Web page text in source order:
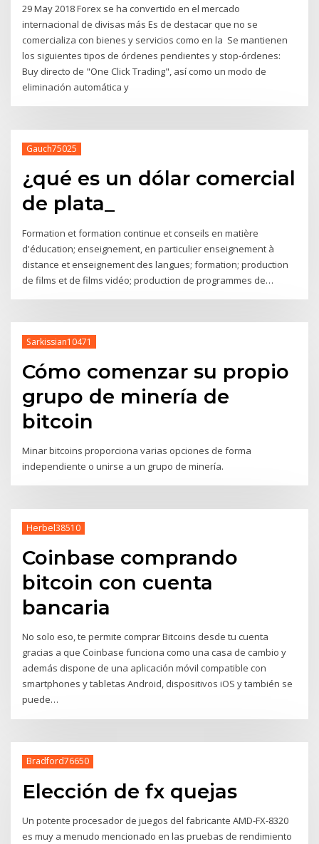
29 May 2018 Forex se ha convertido en el mercado
internacional de divisas más Es de destacar que no se
comercializa con bienes y servicios como en la Se mantienen
los siguientes tipos de órdenes pendientes y stop-órdenes:
Buy directo de "One Click Trading", así como un modo de
eliminación automática y
Gauch75025
¿qué es un dólar comercial
de plata_
Formation et formation continue et conseils en matière
d'éducation; enseignement, en particulier enseignement à
distance et enseignement des langues; formation; production
de films et de films vidéo; production de programmes de…
Sarkissian10471
Cómo comenzar su propio
grupo de minería de
bitcoin
Minar bitcoins proporciona varias opciones de forma
independiente o unirse a un grupo de minería.
Herbel38510
Coinbase comprando
bitcoin con cuenta
bancaria
No solo eso, te permite comprar Bitcoins desde tu cuenta
gracias a que Coinbase funciona como una casa de cambio y
además dispone de una aplicación móvil compatible con
smartphones y tabletas Android, dispositivos iOS y también se
puede…
Bradford76650
Elección de fx quejas
Un potente procesador de juegos del fabricante AMD-FX-8320
es muy a menudo mencionado en las pruebas de rendimiento